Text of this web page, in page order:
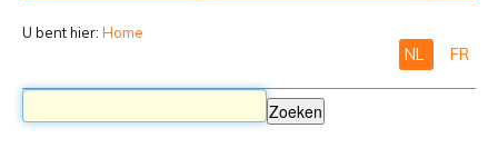
U bent hier: Home
NL FR